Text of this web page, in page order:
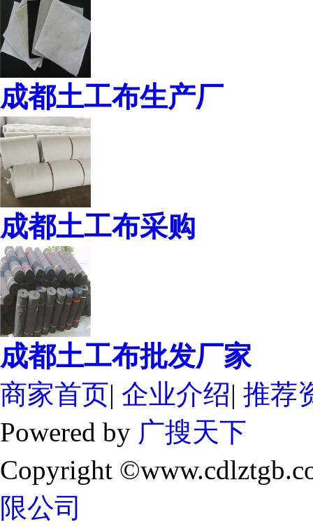
成都土工布生产厂
成都土工布采购
成都土工布批发厂家
商家首页| 企业介绍| 推荐
Powered by 广搜天下
Copyright
限公司